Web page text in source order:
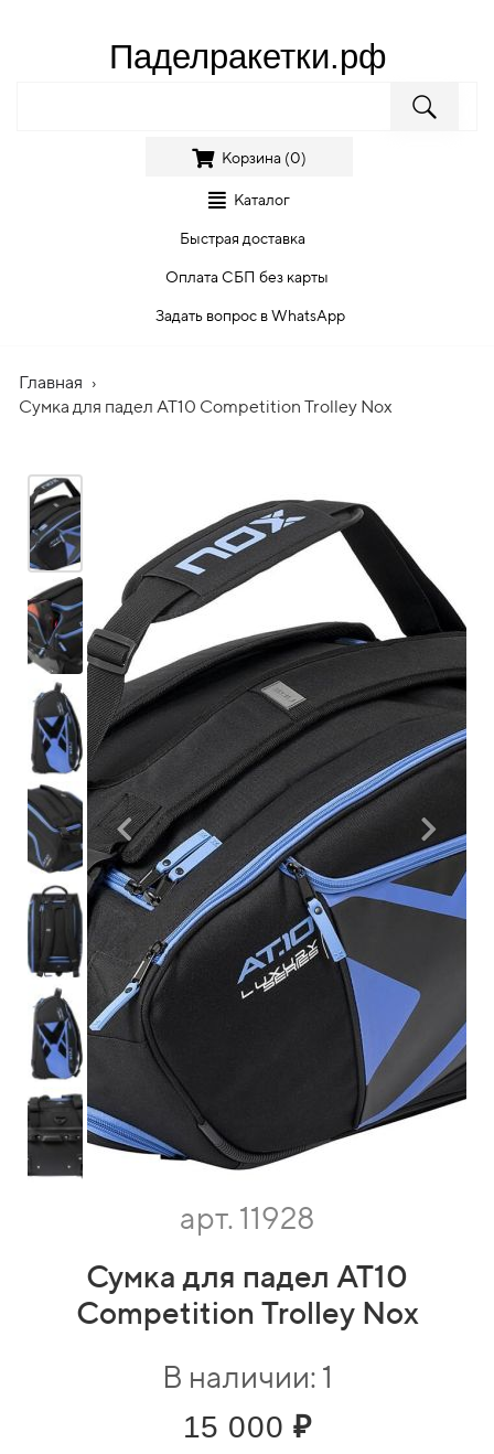
Паделракетки.рф
Корзина (0)
Каталог
Быстрая доставка
Оплата СБП без карты
Задать вопрос в WhatsApp
Главная ›
Сумка для падел AT10 Competition Trolley Nox
арт. 11928
Сумка для падел AT10
Competition Trolley Nox
В наличии: 1
15 000 ₽